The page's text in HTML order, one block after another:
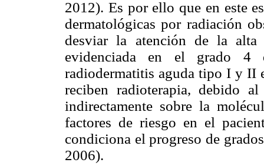
2012). Es por ello que en este
dermatológicas por radiación
desviar la atención de la alta
evidenciada en el grado 4
radiodermatitis aguda tipo I y II
reciben radioterapia, debido
indirectamente sobre la
factores de riesgo en el
condiciona el progreso de
2006).